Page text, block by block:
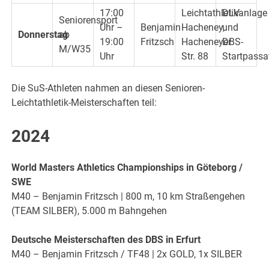
Donnerstag
Seniorensport
ab
M/W35
17:00
Uhr –
19:00
Uhr
Benjamin
Fritzsch
Leichtathletikanlage
Hacheney,
Hacheneyer
Str. 88
DLV-
und
DBS-
Die SuS-Athleten nahmen an diesen Senioren-
Leichtathletik-Meisterschaften teil:
2024
World Masters Athletics Championships in Göteborg /
SWE
M40 – Benjamin Fritzsch | 800 m, 10 km Straßengehen
(TEAM SILBER), 5.000 m Bahngehen
Deutsche Meisterschaften des DBS in Erfurt
M40 – Benjamin Fritzsch / TF48 | 2x GOLD, 1x SILBER